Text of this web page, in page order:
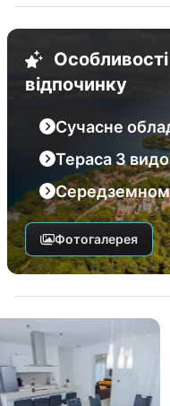
відпочинку
Сучасне
Тераса З
Фотогалерея